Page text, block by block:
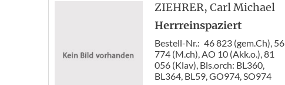
ZIEHRER, Carl Michael
Herrreinspaziert
Bestell-Nr.: 46 823 (gem.Ch), 56
774 (M.ch), AO 10 (Akk.o.), 81
056 (Klav), Bls.orch: BL360,
BL364, BL59, GO974, SO974